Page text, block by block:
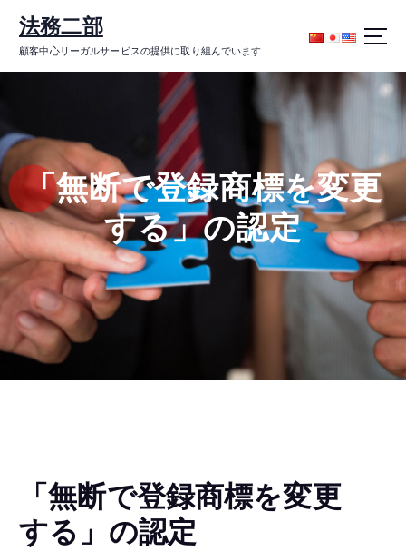
ン
ス
キ
ッ
プ
法務二部
顧客中心リーガルサービスの提供に取り組んでいます
「無断で登録商標を変更
する」の認定
「無断で登録商標を変更
する」の認定